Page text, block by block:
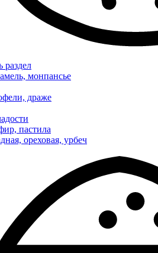
раздел
монпансье
драже
пастила
ореховая, урбеч